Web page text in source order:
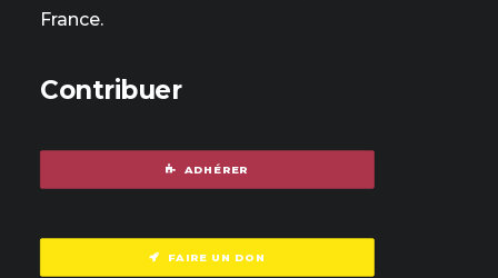
France.
Contribuer
ADHÉRER
FAIRE UN DON